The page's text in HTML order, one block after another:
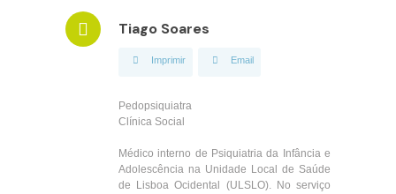
Tiago Soares
Imprimir Email
Pedopsiquiatra
Clínica Social
Médico interno de Psiquiatria da Infância e
Adolescência na Unidade Local de Saúde
de Lisboa Ocidental (ULSLO). No serviço